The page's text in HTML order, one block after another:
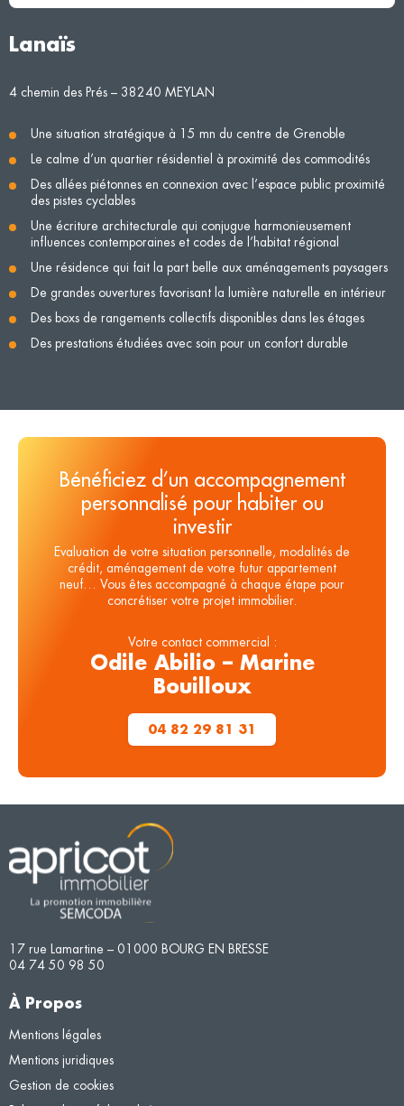
Lanaïs
4 chemin des Prés – 38240 MEYLAN
Une situation stratégique à 15 mn du centre de Grenoble
Le calme d’un quartier résidentiel à proximité des commodités
Des allées piétonnes en connexion avec l’espace public proximité
des pistes cyclables
Une écriture architecturale qui conjugue harmonieusement
influences contemporaines et codes de l’habitat régional
Une résidence qui fait la part belle aux aménagements paysagers
De grandes ouvertures favorisant la lumière naturelle en intérieur
Des boxs de rangements collectifs disponibles dans les étages
Des prestations étudiées avec soin pour un confort durable
Bénéficiez d’un accompagnement
personnalisé pour habiter ou
investir
Evaluation de votre situation personnelle, modalités de
crédit, aménagement de votre futur appartement
neuf… Vous êtes accompagné à chaque étape pour
concrétiser votre projet immobilier.
Votre contact commercial :
Odile Abilio – Marine
Bouilloux
04 82 29 81 31
17 rue Lamartine – 01000 BOURG EN BRESSE
04 74 50 98 50
À Propos
Mentions légales
Mentions juridiques
Gestion de cookies